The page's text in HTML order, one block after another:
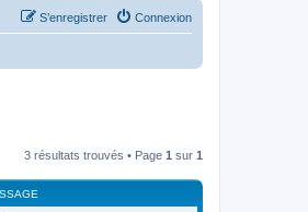
Connexion
S’enregistrer
3 résultats trouvés • Page 1 sur 1